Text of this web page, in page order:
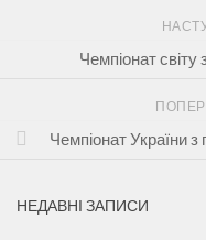
Чемпіонат світу
Чемпіонат України
НЕДАВНІ ЗАПИСИ